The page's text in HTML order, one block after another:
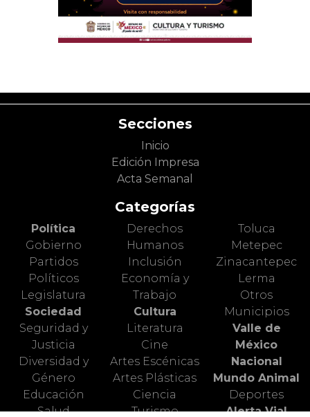
Secciones
Inicio
Edición Impresa
Acta Semanal
Categorías
Política
Gobierno
Partidos
Políticos
Legislatura
Sociedad
Seguridad y
Justicia
Diversidad y
Género
Educación
Salud
Derechos
Humanos
Inclusión
Economía y
Trabajo
Cultura
Literatura
Cine
Artes Escénicas
Artes Plásticas
Ciencia
Turismo
Toluca
Metepec
Zinacantepec
Lerma
Otros
Municipios
Valle de
México
Nacional
Mundo Animal
Deportes
Alerta Vial